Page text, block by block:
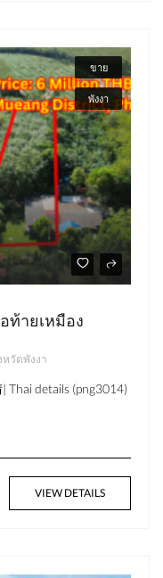
ขาย
พังงา
ท้ายเหมือง
หวัดพังงา
Thai details (png3014)
VIEW DETAILS